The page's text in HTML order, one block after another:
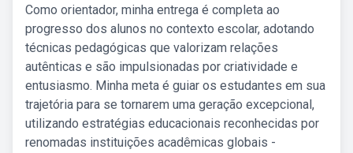
Como orientador, minha entrega é completa ao
progresso dos alunos no contexto escolar, adotando
técnicas pedagógicas que valorizam relações
autênticas e são impulsionadas por criatividade e
entusiasmo. Minha meta é guiar os estudantes em sua
trajetória para se tornarem uma geração excepcional,
utilizando estratégias educacionais reconhecidas por
renomadas instituições acadêmicas globais -